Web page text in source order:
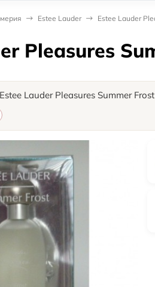
Estee Lauder Estee Lauder
Pleasures
Lauder Pleasures Summer Frost